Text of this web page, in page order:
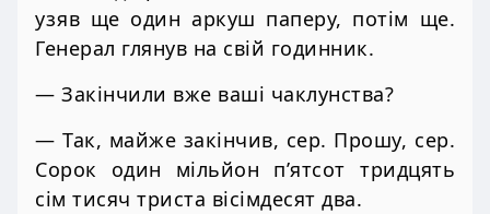
узяв ще один аркуш паперу, потім ще.
Генерал глянув на свій годинник.
— Закінчили вже ваші чаклунства?
— Так, майже закінчив, сер. Прошу, сер.
Сорок один мільйон п’ятсот тридцять
сім тисяч триста вісімдесят два.